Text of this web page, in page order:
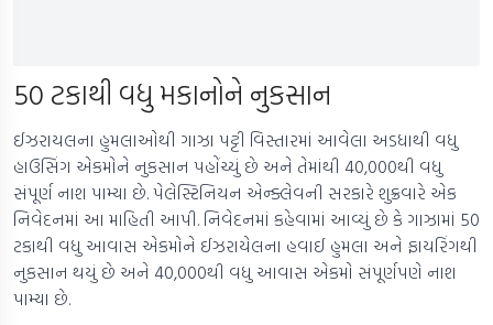
50 ટકાથી વધુ મકાનોને નુકસાન
ઈઝરાયલના હુમલાઓથી ગાઝા પટ્ટી વિસ્તારમાં આવેલા અડધાથી વધુ
હાઉસિંગ એકમોને નુકસાન પહોંચ્યું છે અને તેમાંથી 40,000થી વધુ
સંપૂર્ણ નાશ પામ્યા છે. પેલેસ્ટિનિયન એન્ક્લેવની સરકારે શુક્રવારે એક
નિવેદનમાં આ માહિતી આપી. નિવેદનમાં કહેવામાં આવ્યું છે કે ગાઝામાં 50
ટકાથી વધુ આવાસ એકમોને ઈઝરાયેલના હવાઈ હુમલા અને ફાયરિંગથી
નુકસાન થયું છે અને 40,000થી વધુ આવાસ એકમો સંપૂર્ણપણે નાશ
પામ્યા છે.